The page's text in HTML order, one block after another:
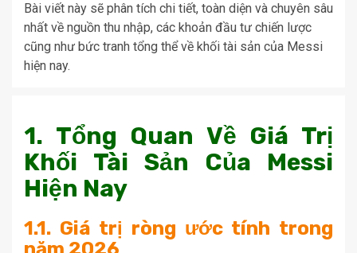
Bài viết này sẽ phân tích chi tiết, toàn diện và chuyên sâu
nhất về nguồn thu nhập, các khoản đầu tư chiến lược
cũng như bức tranh tổng thể về khối tài sản của Messi
hiện nay.
1. Tổng Quan Về Giá Trị
Khối Tài Sản Của Messi
Hiện Nay
1.1. Giá trị ròng ước tính trong